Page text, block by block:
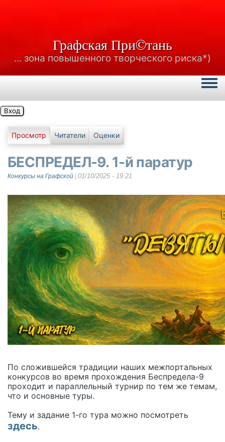
Графская При©тань
... зона повышенного творческого риска*)
Вход
Главные вкладки
Просмотр Читатели Оценки
БЕСПРЕДЕЛ-9. 1-й паратур
Конкурсы на Графской 01/10/2025 - 19:21
По сложившейся традиции наших межпортальных
конкурсов во время прохождения Беспредела-9
проходит и параллельный турнир по тем же темам,
что и основные туры.
Тему и задание 1-го тура можно посмотреть
здесь.